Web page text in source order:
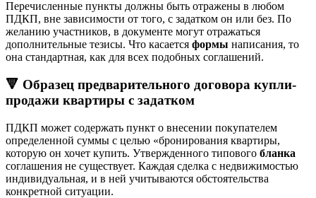
Перечисленные пункты должны быть отражены в любом
ПДКП, вне зависимости от того, с задатком он или без. По
желанию участников, в документе могут отражаться
дополнительные тезисы. Что касается формы написания, то
она стандартная, как для всех подобных соглашений.
🔻 Образец предварительного договора купли-
продажи квартиры с задатком
ПДКП может содержать пункт о внесении покупателем
определенной суммы с целью «бронирования квартиры,
которую он хочет купить. Утвержденного типового бланка
соглашения не существует. Каждая сделка с недвижимостью
индивидуальная, и в ней учитываются обстоятельства
конкретной ситуации.